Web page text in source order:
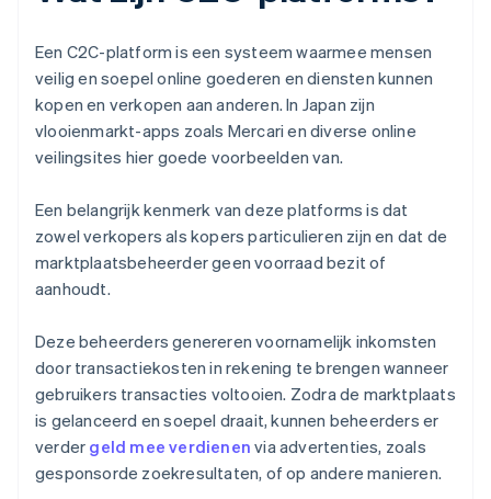
Een C2C-platform is een systeem waarmee mensen
veilig en soepel online goederen en diensten kunnen
kopen en verkopen aan anderen. In Japan zijn
vlooienmarkt-apps zoals Mercari en diverse online
veilingsites hier goede voorbeelden van.
Een belangrijk kenmerk van deze platforms is dat
zowel verkopers als kopers particulieren zijn en dat de
marktplaatsbeheerder geen voorraad bezit of
aanhoudt.
Deze beheerders genereren voornamelijk inkomsten
door transactiekosten in rekening te brengen wanneer
gebruikers transacties voltooien. Zodra de marktplaats
is gelanceerd en soepel draait, kunnen beheerders er
verder geld mee verdienen via advertenties, zoals
gesponsorde zoekresultaten, of op andere manieren.